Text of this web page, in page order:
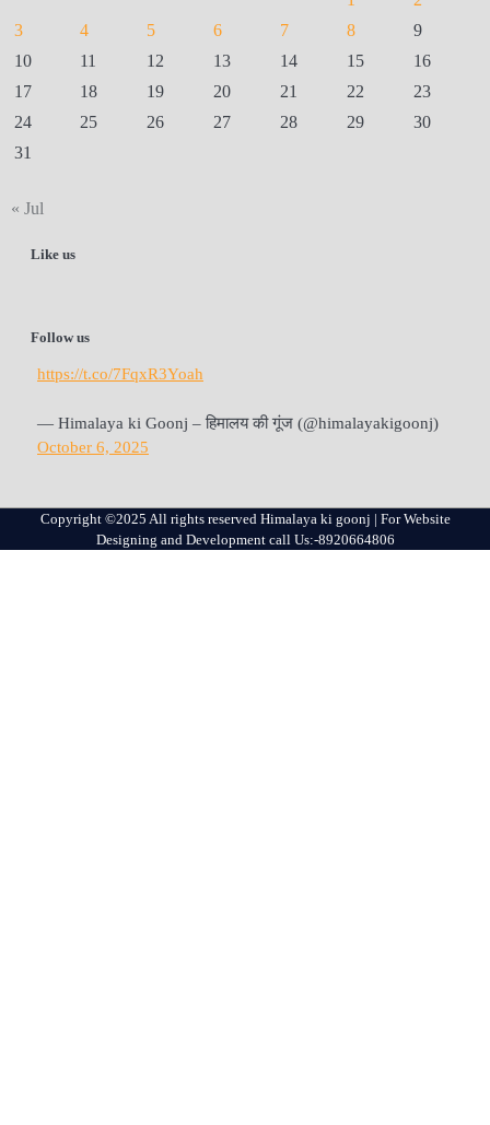
3
4 5 6 7 8
9
10
11 12 13 14 15
16
17
18 19 20 21 22
23
24
25 26 27 28 29
30
31
« Jul
Like us
Follow us
https://t.co/7FqxR3Yoah
— Himalaya ki Goonj – हिमालय की गूंज (@himalayakigoonj)
October 6, 2025
Copyright ©2025 All rights reserved Himalaya ki goonj | For Website
Designing and Development call Us:-8920664806